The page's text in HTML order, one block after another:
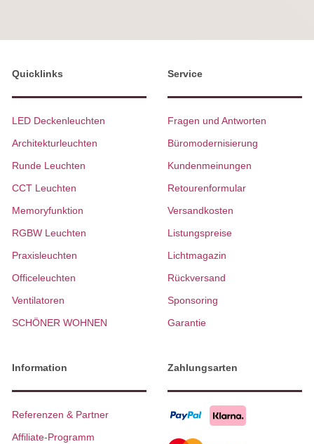
Quicklinks
LED Deckenleuchten
Architekturleuchten
Runde Leuchten
CCT Leuchten
Memoryfunktion
RGBW Leuchten
Praxisleuchten
Officeleuchten
Ventilatoren
SCHÖNER WOHNEN
Service
Fragen und Antworten
Büromodernisierung
Kundenmeinungen
Retourenformular
Versandkosten
Listungspreise
Lichtmagazin
Rückversand
Sponsoring
Garantie
Information
Referenzen & Partner
Affiliate-Programm
Zahlungsarten